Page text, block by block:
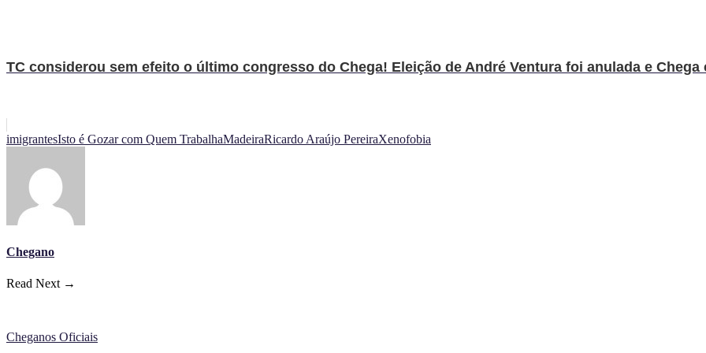
TC considerou sem efeito o último congresso do Chega! Eleição de André Ventura foi anulada e Chega
imigrantesIsto é Gozar com Quem TrabalhaMadeiraRicardo Araújo PereiraXenofobia
Chegano
Read Next →
Cheganos Oficiais